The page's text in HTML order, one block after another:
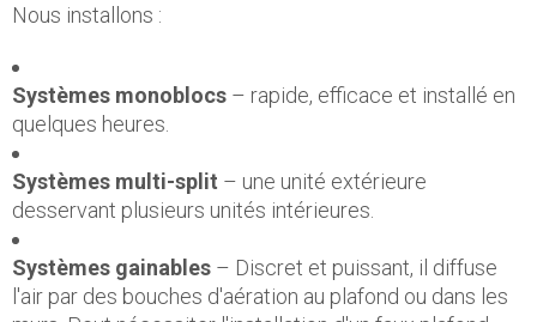
Nous installons :
Systèmes monoblocs – rapide, efficace et installé en
quelques heures.
Systèmes multi-split – une unité extérieure
desservant plusieurs unités intérieures.
Systèmes gainables – Discret et puissant, il diffuse
l'air par des bouches d'aération au plafond ou dans les